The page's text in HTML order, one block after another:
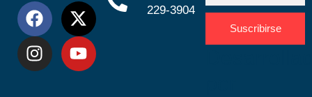
229-3904
Suscribirse